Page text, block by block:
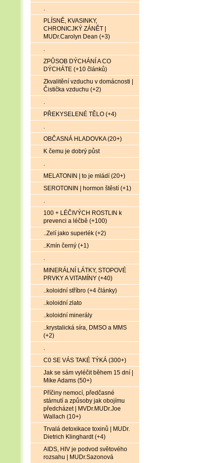
.
PLÍSNĚ, KVASINKY,
CHRONICJKÝ ZÁNĚT |
MUDr.Carolyn Dean (+3)
.
ZPŮSOB DÝCHÁNÍ A CO
DÝCHÁTE (+10 článků)
Zkvalitění vzduchu v domácnosti |
Čistička vzduchu (+2)
.
PŘEKYSELENÉ TĚLO (+4)
.
OBČASNÁ HLADOVKA (20+)
K čemu je dobrý půst
.
MELATONIN | to je mládí (20+)
SEROTONIN | hormon štěstí (+1)
.
100 + LÉČIVÝCH ROSTLIN k
prevenci a léčbě (+100)
..Zelí jako superlék (+2)
..Kmín černý (+1)
.
MINERÁLNÍ LÁTKY, STOPOVÉ
PRVKY A VITAMÍNY (+40)
..koloidní stříbro (+4 články)
..koloidní zlato
..koloidní minerály
..krystalická síra, DMSO a MMS
(+2)
.
C0 SE VÁS TAKÉ TÝKÁ (300+)
Jak se sám vyléčit během 15 dní |
Mike Adams (50+)
Příčiny nemocí, předčasné
stárnutí a způsoby jak obojímu
předcházet | MVDr.MUDr.Joe
Wallach (10+)
Trvalá detoxikace toxinů | MUDr.
Dietrich Klinghardt (+4)
AIDS, HIV je podvod světového
rozsahu | MUDr.Sazonová